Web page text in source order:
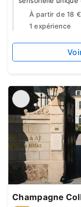
À partir de 18 €
1 expérience
Champagne